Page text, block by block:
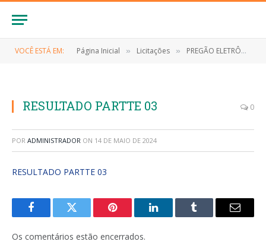
VOCÊ ESTÁ EM: Página Inicial » Licitações » PREGÃO ELETRÔNICO Nº 032/2023/SRP (CONTRATAÇÃO DE EMPRESA PARA AQUISIÇÃO DE SUPRIMENTOS, EQUIPAMENTOS E ELETRÔNICOS DE INFORMÁTICA, PARA ATENDER AS NECESSIDADES SECRETARIA MUNICIPAL DE SAÚDE DO MUNICÍPIO DE ANAPURUS/MA)
RESULTADO PARTTE 03 0
POR ADMINISTRADOR ON 14 DE MAIO DE 2024
RESULTADO PARTTE 03
FacebookTwitter Pinterest LinkedInTumblr
E-
Os comentários estão encerrados.